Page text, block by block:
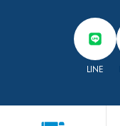
LINE